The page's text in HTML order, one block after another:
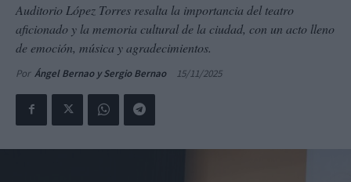
Auditorio López Torres resalta la importancia del teatro
aficionado y la memoria cultural de la ciudad, con un acto lleno
de emoción, música y agradecimientos.
Por Ángel Bernao y Sergio Bernao 15/11/2025